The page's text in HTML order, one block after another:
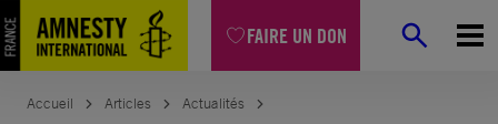
FAIRE UN DON
Aller
au
contenu
Accueil Articles
Actualités